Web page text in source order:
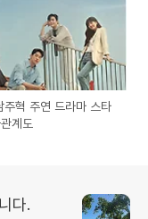
주혁 주연 드라마 스타
계도
다.